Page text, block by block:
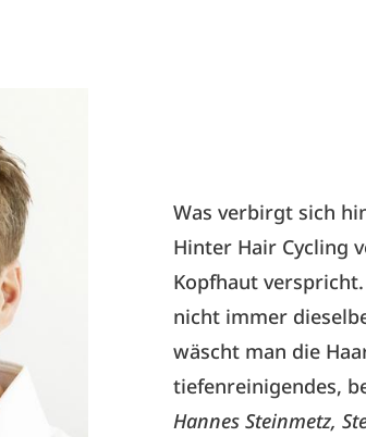
Was verbirgt sich
Hinter Hair Cycling
Kopfhaut
nicht immer
wäscht man die
tiefenreinigendes,
Hannes Steinmetz,